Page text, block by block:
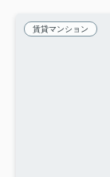
賃貸マンション